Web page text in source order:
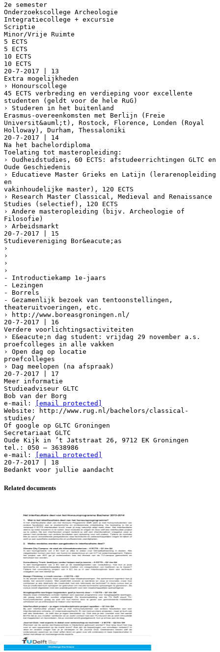
2e semester
Onderzoekscollege Archeologie
Integratiecollege + excursie
Scriptie
Minor/Vrije Ruimte
5 ECTS
5 ECTS
10 ECTS
10 ECTS
20-7-2017 | 13
Extra mogelijkheden
› Honourscollege
45 ECTS verbreding en verdieping voor excellente
studenten (geldt voor de hele RuG)
› Studeren in het buitenland
Erasmus-overeenkomsten met Berlijn (Freie
Universit&auml;t), Rostock, Florence, Londen (Royal
Holloway), Durham, Thessaloniki
20-7-2017 | 14
Na het bachelordiploma
Toelating tot masteropleiding:
› Oudheidstudies, 60 ECTS: afstudeerrichtingen GLTC en
Oude Geschiedenis
› Educatieve Master Grieks en Latijn (lerarenopleiding
en
vakinhoudelijke master), 120 ECTS
› Research Master Classical, Medieval and Renaissance
Studies (selectief), 120 ECTS
› Andere masteropleiding (bijv. Archeologie of
Filosofie)
› Arbeidsmarkt
20-7-2017 | 15
Studievereniging Bor&eacute;as
›
›
›
›
- Introductiekamp 1e-jaars
- Lezingen
- Borrels
- Gezamenlijk bezoek van tentoonstellingen,
theateruitvoeringen, etc.
› http://www.boreasgroningen.nl/
20-7-2017 | 16
Verdere voorlichtingsactiviteiten
› E&eacute;n dag student: vrijdag 29 november a.s.
proefcolleges in alle vakken
› Open dag op locatie
proefcolleges
› Dag meelopen (na afspraak)
20-7-2017 | 17
Meer informatie
Studieadviseur GLTC
Bob van der Borg
e-mail:
[email protected]
Website: http://www.rug.nl/bachelors/classical-
studies/
Of google op GLTC Groningen
Secretariaat GLTC
Oude Kijk in ’t Jatstraat 26, 9712 EK Groningen
tel.: 050 – 3638986
e-mail:
[email protected]
20-7-2017 | 18
Related documents